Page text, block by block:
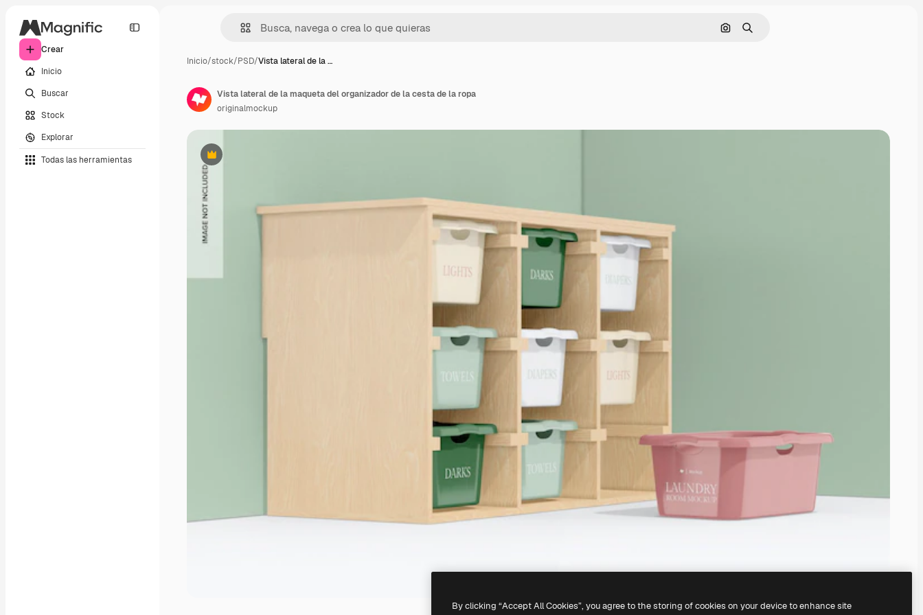
Crear
Inicio
Buscar
Stock
Explorar
Todas las herramientas
Buscar por imagen
Buscar
Inicio/stock/PSD/Vista lateral de la …
Premium
Vista lateral de la maqueta del organizador de la cesta de la ropa
originalmockup
By clicking “Accept All Cookies”, you agree to the storing of cookies on your device to enhance site